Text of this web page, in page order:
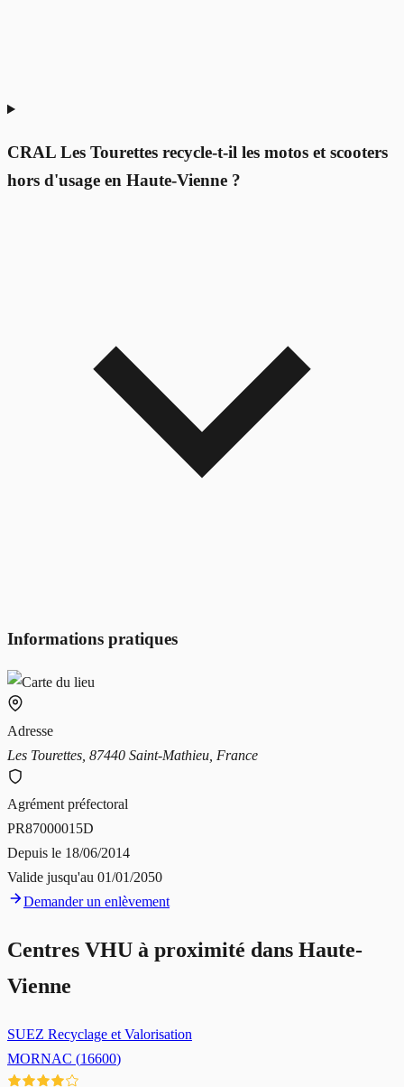
CRAL Les Tourettes recycle-t-il les motos et scooters
hors d'usage en Haute-Vienne ?
Informations pratiques
Adresse
Les Tourettes, 87440 Saint-Mathieu, France
Agrément préfectoral
PR87000015D
Depuis le 18/06/2014
Valide jusqu'au 01/01/2050
Demander un enlèvement
Centres VHU à proximité dans Haute-
Vienne
SUEZ Recyclage et Valorisation
MORNAC (16600)